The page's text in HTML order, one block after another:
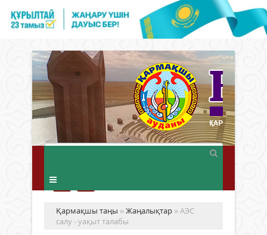
Қармақшы таңы »Жаңалықтар » АЭС
салу - уақыт талабы